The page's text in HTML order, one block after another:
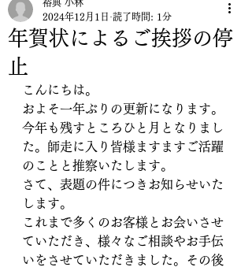
年賀状によるご挨拶の停
止
裕典 小林
2024年12月1日 読了時間: 1分
こんにちは。
およそ一年ぶりの更新になります。
今年も残すところひと月となりまし
た。師走に入り皆様ますますご活躍
のことと推察いたします。
さて、表題の件につきお知らせいた
します。
これまで多くのお客様とお会いさせ
ていただき、様々なご相談やお手伝
いをさせていただきました。その後